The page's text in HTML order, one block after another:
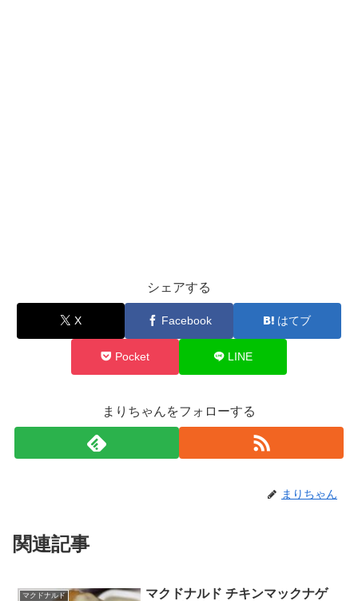
シェアする
X Facebook はてブ
Pocket LINE
まりちゃんをフォローする
まりちゃん
関連記事
マクドナルド
マクドナルド チキンマックナゲ